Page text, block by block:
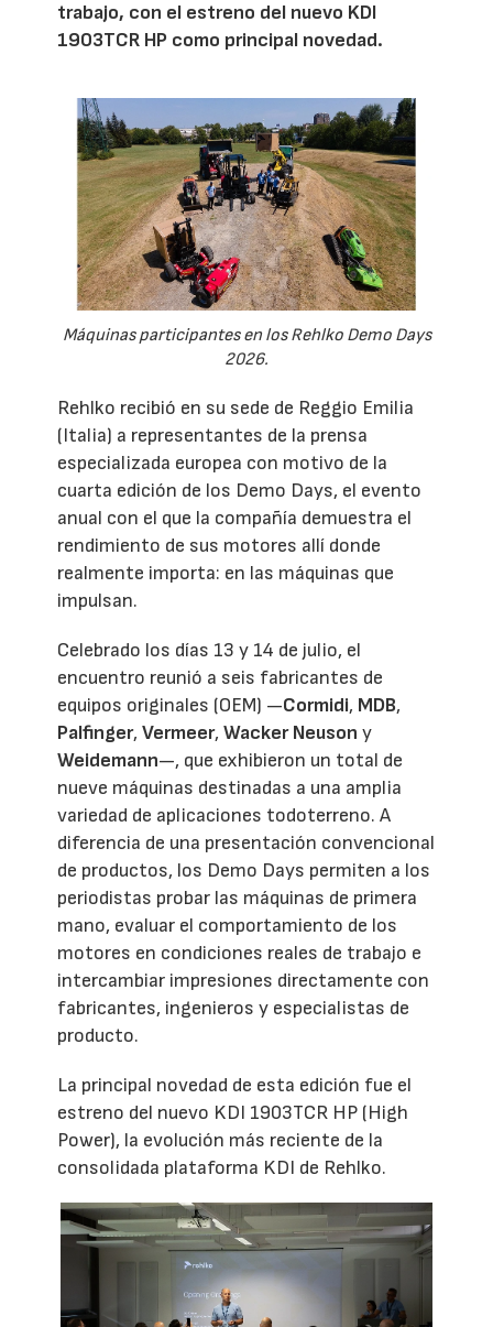
trabajo, con el estreno del nuevo KDI
1903TCR HP como principal novedad.
Máquinas participantes en los Rehlko Demo Days
2026.
Rehlko recibió en su sede de Reggio Emilia
(Italia) a representantes de la prensa
especializada europea con motivo de la
cuarta edición de los Demo Days, el evento
anual con el que la compañía demuestra el
rendimiento de sus motores allí donde
realmente importa: en las máquinas que
impulsan.
Celebrado los días 13 y 14 de julio, el
encuentro reunió a seis fabricantes de
equipos originales (OEM) —Cormidi, MDB,
Palfinger,Vermeer,Wacker Neuson y
Weidemann—, que exhibieron un total de
nueve máquinas destinadas a una amplia
variedad de aplicaciones todoterreno. A
diferencia de una presentación convencional
de productos, los Demo Days permiten a los
periodistas probar las máquinas de primera
mano, evaluar el comportamiento de los
motores en condiciones reales de trabajo e
intercambiar impresiones directamente con
fabricantes, ingenieros y especialistas de
producto.
La principal novedad de esta edición fue el
estreno del nuevo KDI 1903TCR HP (High
Power), la evolución más reciente de la
consolidada plataforma KDI de Rehlko.